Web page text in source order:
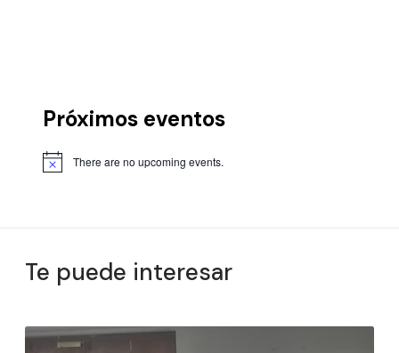
Próximos eventos
There are no upcoming events.
Te puede interesar